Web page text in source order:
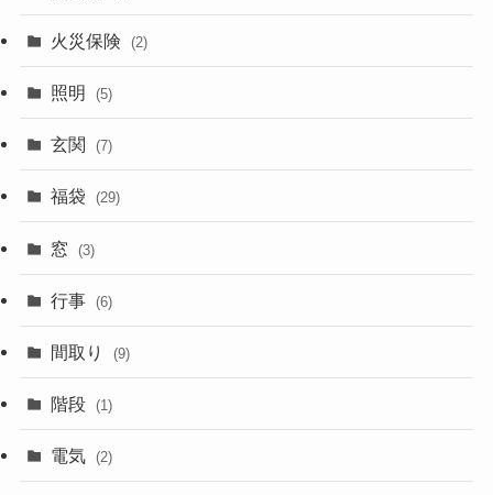
火災保険 (2)
照明 (5)
玄関 (7)
福袋 (29)
窓 (3)
行事 (6)
間取り (9)
階段 (1)
電気 (2)